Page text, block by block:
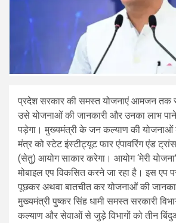
प्रदेश सरकार की समस्त योजनाएं आमजन तक
उसे योजनाओं की जानकारी और उनका लाभ
पड़ेगा। मुख्यमंत्री के जन कल्याण की
मंत्र को स्टेट इंस्टीट्यूट फार एंपावरिंग एंड
(सेतु) आयोग साकार करेगा। आयोग ‘मेरी
मोबाइल एप विकसित करने जा रहा है। इस एप
पूछकर अथवा बातचीत कर योजनाओं की
मुख्यमंत्री पुष्कर सिंह धामी समस्त सरकारी
कल्याण और सेवाओं से जुड़े विभागों को तीन